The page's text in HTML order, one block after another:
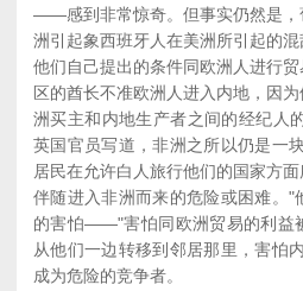
――感到非常惊奇。但事实仍然是，
洲引起象西班牙人在美洲所引起的
他们自己提出的条件同欧洲人进行
区的酋长不准欧洲人进入内地，因
洲买主和内地生产者之间的经纪人
英国官员写道，非洲之所以仍是一
居民在允许白人旅行他们的国家方
伴随进入非洲而来的危险或困难。"
的害怕――"害怕同欧洲贸易的利益
从他们一边转移到邻居那里，害怕
成为危险的竞争者。